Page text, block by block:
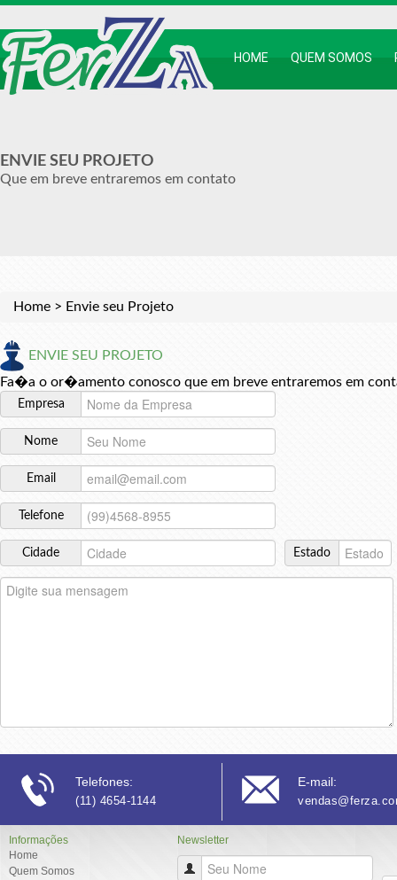
HOME QUEM SOMOS
ENVIE SEU PROJETO
Que em breve entraremos em contato
Home > Envie seu Projeto
ENVIE SEU PROJETO
Fa�a o or�amento conosco que em breve entraremos em
Empresa
Nome
Email
Telefone
Cidade Estado
Telefones:
(11) 4654-1144
E-mail:
Informações
Home
Quem Somos
Newsletter